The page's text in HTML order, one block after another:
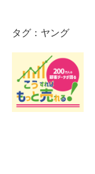
タグ：ヤング